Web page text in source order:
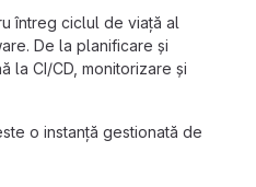
întreg ciclul de viață al
De la planificare și
la CI/CD, monitorizare și
o instanță gestionată de